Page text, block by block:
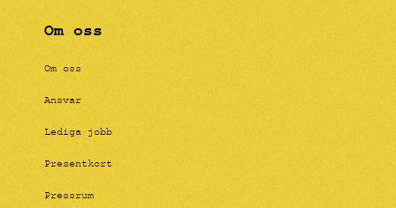
Om oss
Om oss
Ansvar
Lediga jobb
Presentkort
Pressrum